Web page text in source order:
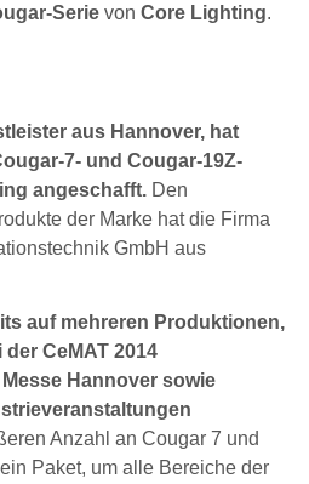
Serie von Core Lighting.
aus Hannover, hat
7- und Cougar-19Z-
angeschafft. Den
der Marke hat die Firma
GmbH aus
auf mehreren Produktionen,
CeMAT 2014
Hannover sowie
Anzahl an Cougar 7 und
Paket, um alle Bereiche der